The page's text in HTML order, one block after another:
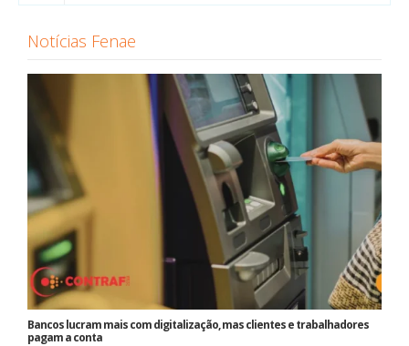
Notícias Fenae
Bancos lucram mais com digitalização, mas clientes e trabalhadores
pagam a conta